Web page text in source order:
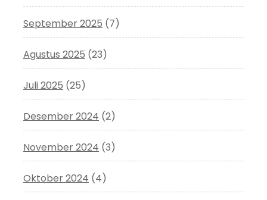
September 2025 (7)
Agustus 2025 (23)
Juli 2025 (25)
Desember 2024 (2)
November 2024 (3)
Oktober 2024 (4)